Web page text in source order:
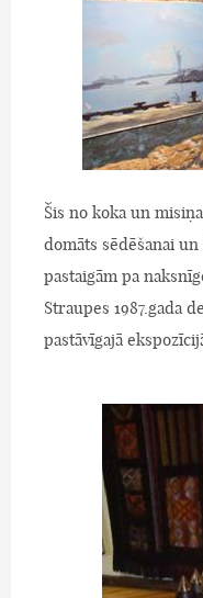
Šis no koka un
domāts sēdēšanai
pastaigām pa
Straupes 1987.gada
pastāvīgajā